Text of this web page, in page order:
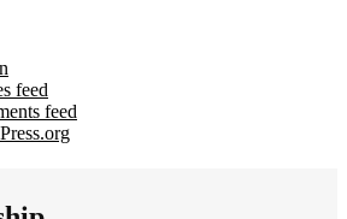
feed
feed